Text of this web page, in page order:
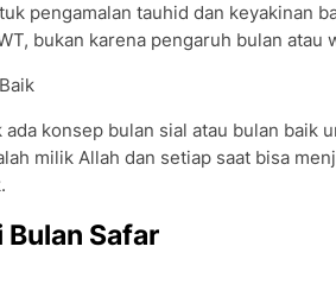
pengamalan tauhid dan keyakinan
bukan karena pengaruh bulan atau
ada konsep bulan sial atau bulan baik
milik Allah dan setiap saat bisa
Safar